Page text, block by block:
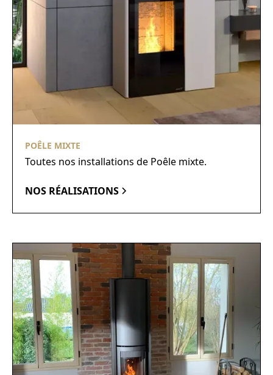
POÊLE MIXTE
Toutes nos installations de Poêle mixte.
NOS RÉALISATIONS